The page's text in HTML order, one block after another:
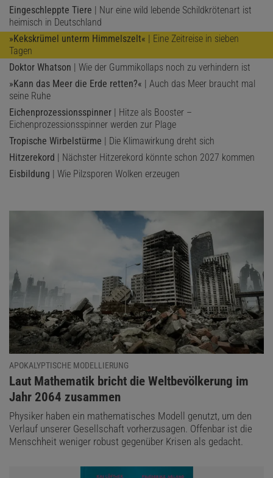
Eingeschleppte Tiere | Nur eine wild lebende Schildkrötenart ist
heimisch in Deutschland
»Kekskrümel unterm Himmelszelt« | Eine Zeitreise in sieben
Tagen
Doktor Whatson | Wie der Gummikollaps noch zu verhindern ist
»Kann das Meer die Erde retten?« | Auch das Meer braucht mal
seine Ruhe
Eichenprozessionsspinner | Hitze als Booster –
Eichenprozessionsspinner werden zur Plage
Tropische Wirbelstürme | Die Klimawirkung dreht sich
Hitzerekord | Nächster Hitzerekord könnte schon 2027 kommen
Eisbildung | Wie Pilzsporen Wolken erzeugen
APOKALYPTISCHE MODELLIERUNG
:
Laut Mathematik bricht die Weltbevölkerung im
Jahr 2064 zusammen
Physiker haben ein mathematisches Modell genutzt, um den
Verlauf unserer Gesellschaft vorherzusagen. Offenbar ist die
Menschheit weniger robust gegenüber Krisen als gedacht.